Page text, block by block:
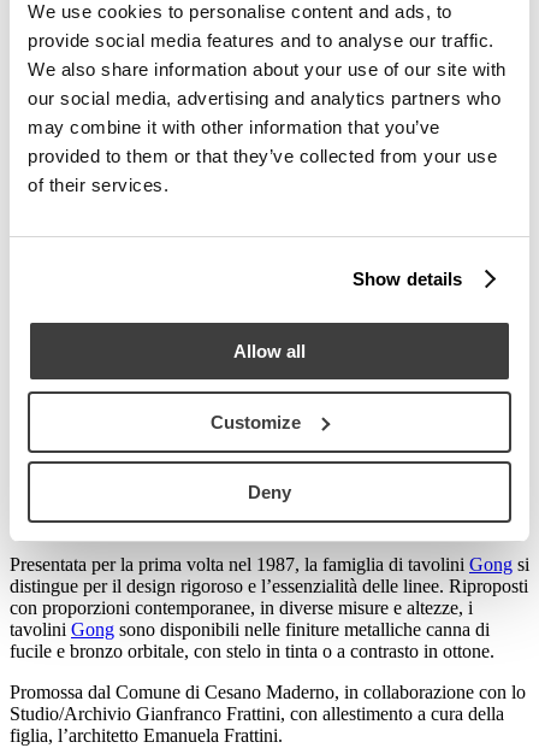
We use cookies to personalise content and ads, to
provide social media features and to analyse our traffic.
We also share information about your use of our site with
our social media, advertising and analytics partners who
may combine it with other information that you’ve
provided to them or that they’ve collected from your use
of their services.
Show details
Allow all
Customize
Deny
Frattini. – Una finestra della memoria che si affaccia sul presente e
proietta lo sguardo verso il futuro della sua eredità».
Indagare l’opera dell’architetto Gianfranco Frattiniattraverso il
tempo è ciò che fa l’esposizione Gianfranco Frattini: ieri, oggi,
Dal 14 aprile al 14 maggio 2023, nelle sale affrescate del secentesco
Palazzo Arese Borromeo, a Cesano Maderno, un percorso
espositivo racconta, in occasione della Milano Design Week 2023, il
Nel contesto dell’esposizione Acerbis presenta due progetti di
Gianfranco Frattini, rieditati nel 2020 e parte della
Remasters: il tavoloMaestroe la famiglia di tavoliniGong.
Progetto del 1997 e rieditato nel pieno rispetto dell’originale
versione, il tavoloMaestroconiuga visione progettuale e savoir
materico del legno noce e per il gioco di ritagli che caratterizza il
basamento.
Presentata per la prima volta nel 1987, la famiglia di tavolini Gong si
distingue per il design rigoroso e l’essenzialità delle linee. Riproposti
con proporzioni contemporanee, in diverse misure e altezze, i
tavolini Gong sono disponibili nelle finiture metalliche canna di
fucile e bronzo orbitale, con stelo in tinta o a contrasto in ottone.
Promossa dal Comune di Cesano Maderno, in collaborazione con lo
Studio/Archivio Gianfranco Frattini, con allestimento a cura della
figlia, l’architetto Emanuela Frattini.